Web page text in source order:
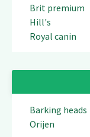
Brit premium
Hill's
Royal canin
Barking heads
Orijen